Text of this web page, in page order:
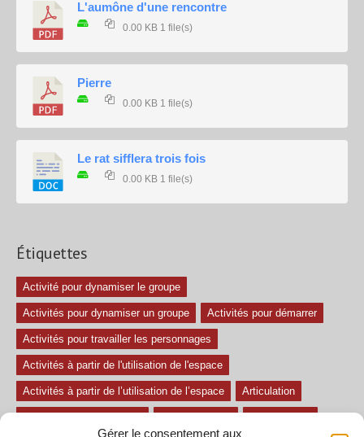
Gérer le consentement aux
L'aumône d'une rencontre
0.00 KB 1 file(s)
Pierre
0.00 KB 1 file(s)
Le rat sifflera trois fois
0.00 KB 1 file(s)
Étiquettes
Activité pour dynamiser le groupe
Activités pour dynamiser un groupe Activités pour démarrer
Activités pour travailler les personnages
Activités à partir de l'utilisation de l'espace
Activités à partir de l’utilisation de l’espace Articulation